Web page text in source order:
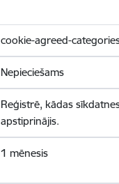
cookie-agreed-
Nepieciešams
Reģistrē, kādas
apstiprinājis.
1 mēnesis